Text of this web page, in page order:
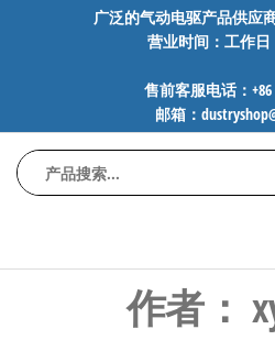
广泛的气动电驱产品供应
营业时间：工作日
售前客服电话：+86
邮箱：
动
FESTO、
作者：